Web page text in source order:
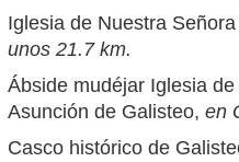
Iglesia de Nuestra
unos 21.7 km.
Ábside mudéjar Iglesia
Asunción de Galisteo, en
Casco histórico de